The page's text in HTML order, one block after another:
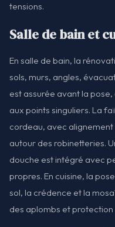
tensions.
Salle de bain et
En salle de bain, la
sols, murs, angles,
est assurée avant la
aux points singuliers. La
cordeau, avec
autour des robinetteries.
douche est intégré avec
propres. En cuisine, la
sol, la crédence et la
des aplombs et